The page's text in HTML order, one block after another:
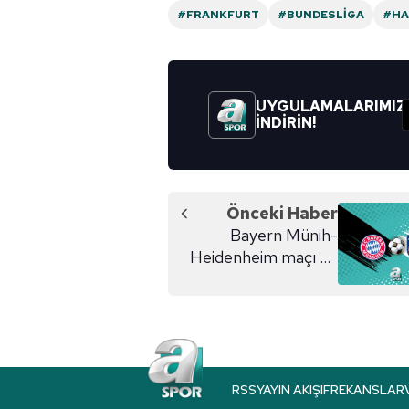
6698 sayılı Kişisel Verilerin
#FRANKFURT #BUNDESLIGA
İNDİRİN!
Önceki Haber
Bayern Münih-
Heidenheim maçı ne
RSSYAYIN AKIŞIFREKANSLAR